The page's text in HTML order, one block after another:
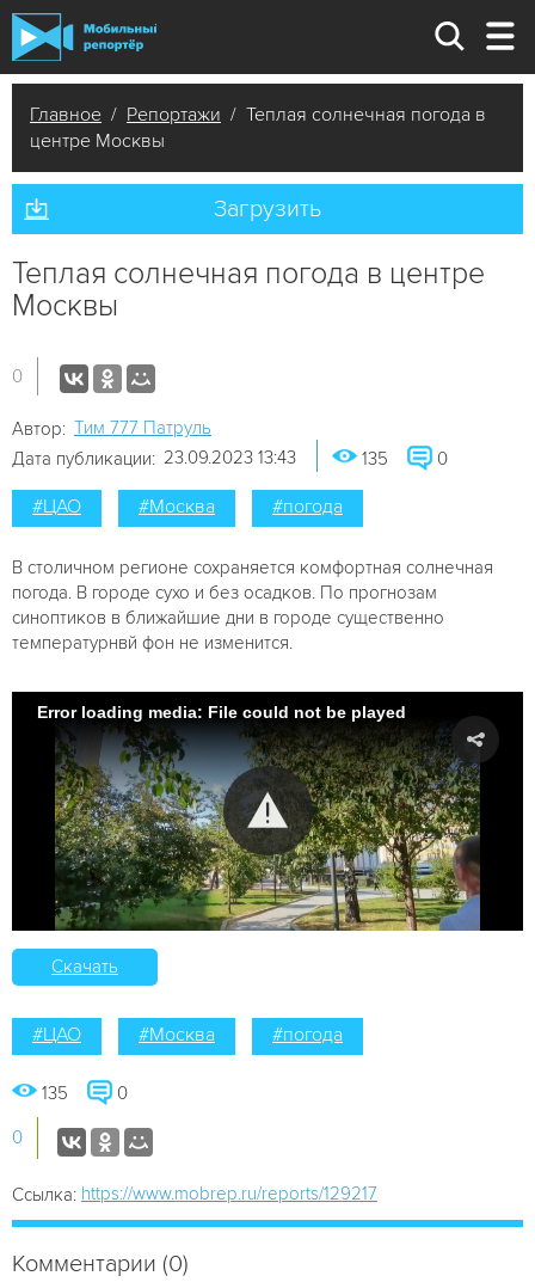
Главное / Репортажи / Теплая солнечная погода в
центре Москвы
Загрузить
Теплая солнечная погода в центре
Москвы
0
Автор: Tим 777 Патруль
Дата публикации: 23.09.2023 13:43 135 0
#ЦАО #Москва #погода
В столичном регионе сохраняется комфортная солнечная
погода. В городе сухо и без осадков. По прогнозам
синоптиков в ближайшие дни в городе существенно
температурнвй фон не изменится.
Error loading media: File could not be played
Скачать
#ЦАО #Москва #погода
135 0
0
Ссылка: https://www.mobrep.ru/reports/129217
Комментарии (0)